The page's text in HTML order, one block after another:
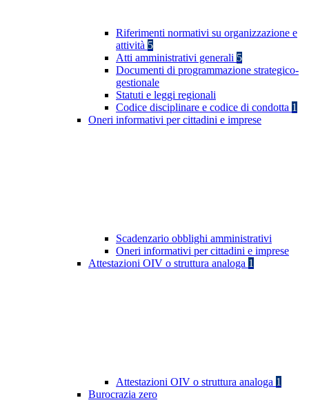
Riferimenti normativi su organizzazione e
attività 5
Atti amministrativi generali 5
Documenti di programmazione strategico-
gestionale
Statuti e leggi regionali
Codice disciplinare e codice di condotta 1
Oneri informativi per cittadini e imprese
Scadenzario obblighi amministrativi
Oneri informativi per cittadini e imprese
Attestazioni OIV o struttura analoga 1
Attestazioni OIV o struttura analoga 1
Burocrazia zero